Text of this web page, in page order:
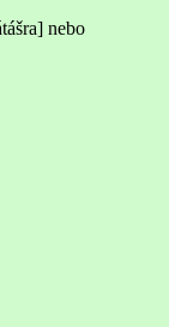
nebo